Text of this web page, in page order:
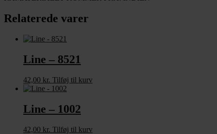
Relaterede varer
Line – 8521
42,00 kr. Tilføj til kurv
Line – 1002
42,00 kr. Tilføj til kurv